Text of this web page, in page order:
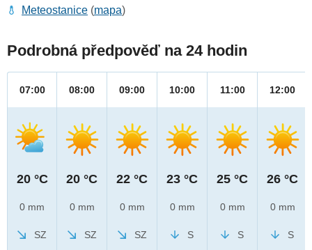
Meteostanice (mapa)
Podrobná předpověď na 24 hodin
07:00
20 °C
0 mm
SZ
08:00
20 °C
0 mm
SZ
09:00
22 °C
0 mm
SZ
10:00
23 °C
0 mm
S
11:00
25 °C
0 mm
S
12:00
26 °C
0 mm
S